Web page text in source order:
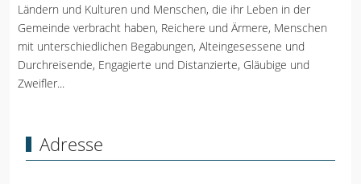
Ländern und Kulturen und Menschen, die ihr Leben in der
Gemeinde verbracht haben, Reichere und Ärmere, Menschen
mit unterschiedlichen Begabungen, Alteingesessene und
Durchreisende, Engagierte und Distanzierte, Gläubige und
Zweifler...
Adresse